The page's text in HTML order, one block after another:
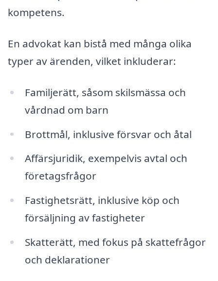
kompetens.
En advokat kan bistå med många olika
typer av ärenden, vilket inkluderar:
Familjerätt, såsom skilsmässa och
vårdnad om barn
Brottmål, inklusive försvar och åtal
Affärsjuridik, exempelvis avtal och
företagsfrågor
Fastighetsrätt, inklusive köp och
försäljning av fastigheter
Skatterätt, med fokus på skattefrågor
och deklarationer